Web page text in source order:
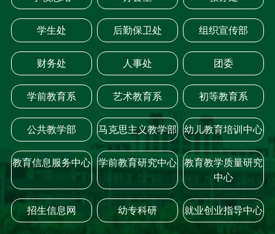
学生处 后勤保卫处 组织宣传部
财务处 人事处 团委
学前教育系 艺术教育系 初等教育系
公共教学部 马克思主义教学部 幼儿教育培训中心
教育信息服务中心 学前教育研究中心
教育教学质量研究
中心
招生信息网 幼专科研 就业创业指导中心